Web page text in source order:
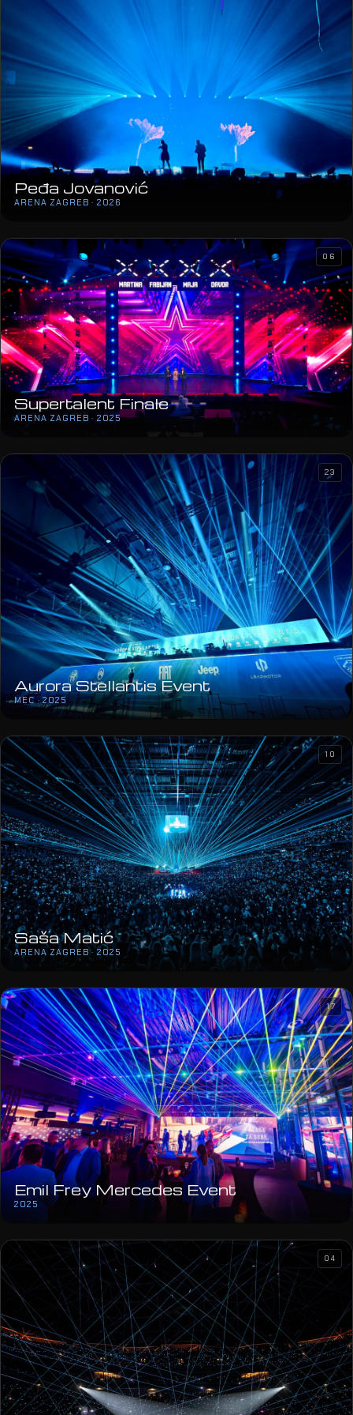
Peđa Jovanović
ARENA ZAGREB · 2026
Supertalent Finale
ARENA ZAGREB · 2025
06
Aurora Stellantis Event
MEC · 2025
23
Saša Matić
ARENA ZAGREB · 2025
10
Emil Frey Mercedes Event
2025
17
04